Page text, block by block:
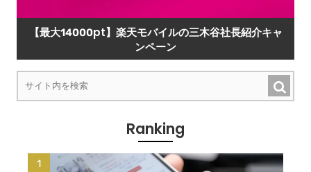
【最大14000pt】楽天モバイルの三木谷社長紹介キャ
ンペーン
Ranking